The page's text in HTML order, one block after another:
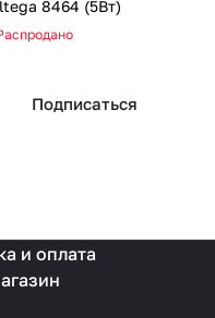
8464 (5Вт)
Подписаться
и оплата